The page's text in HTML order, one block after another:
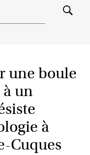
une boule
un
à
Cuques